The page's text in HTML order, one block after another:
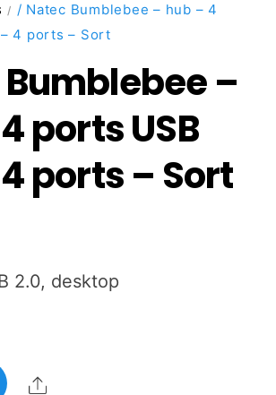
/ Natec Bumblebee – hub – 4
4 ports – Sort
–
ports USB
ports – Sort
2.0, desktop
Share